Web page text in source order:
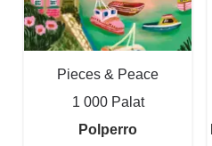
Pieces & Peace
1 000 Palat
Polperro